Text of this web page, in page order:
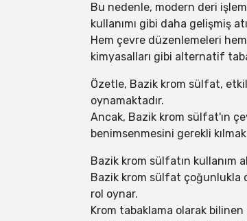
Bu nedenle, modern deri
kullanımı gibi daha gelişmiş
Hem çevre düzenlemeleri
kimyasalları gibi alternatif
Özetle, Bazik krom sülfat,
oynamaktadır.
Ancak, Bazik krom sülfat'ın
benimsenmesini gerekli
Bazik krom sülfatın kullanım
Bazik krom sülfat çoğunlukla
rol oynar.
Krom tabaklama olarak bilinen